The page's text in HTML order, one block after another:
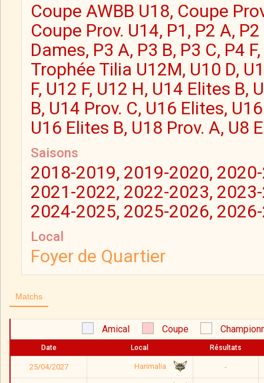
Coupe AWBB U18, Coupe
Coupe Prov. U14, P1, P2 A, P2
Dames, P3 A, P3 B, P3 C, P4 F,
Trophée Tilia U12M, U10 D,
F, U12 F, U12 H, U14 Elites B,
B, U14 Prov. C, U16 Elites,
U16 Elites B, U18 Prov. A, U8 E
Saisons
2018-2019, 2019-2020,
2021-2022, 2022-2023,
2024-2025, 2025-2026,
Local
Foyer de Quartier
Matchs
Amical Coupe
Date Local Résultats
25/04/2027 Harimalia -